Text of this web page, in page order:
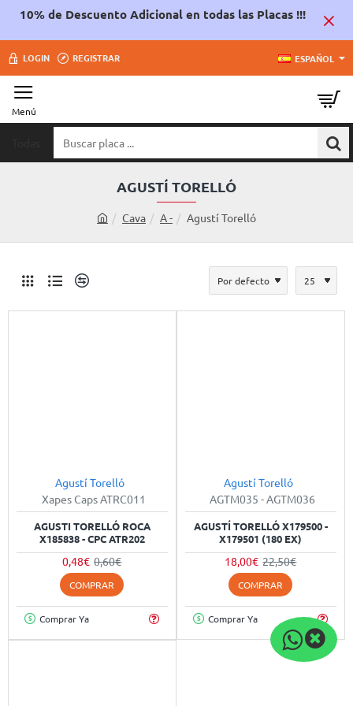
10% de Descuento Adicional en todas las Placas !!!
LOGIN REGISTRAR ESPAÑOL
placa
AGUSTÍ TORELLÓ
o
Cava A - Agustí Torelló
Agustí Torelló
Xapes Caps ATRC011
AGUSTI TORELLÓ ROCA
X185838 - CPC ATR202
0,48€ 0,60€
COMPRAR
Comprar Ya
Agustí Torelló
AGTM035 - AGTM036
AGUSTÍ TORELLÓ X179500 -
X179501 (180 EX)
18,00€ 22,50€
COMPRAR
Comprar Ya